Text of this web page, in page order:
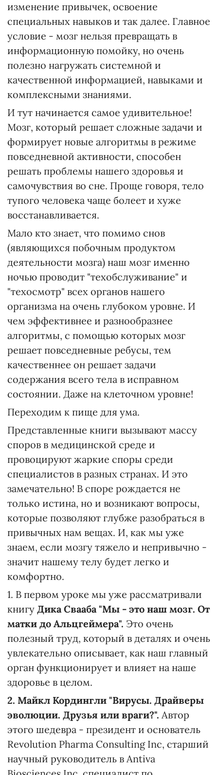
изменение привычек, освоение
специальных навыков и так далее. Главное
условие - мозг нельзя превращать в
информационную помойку, но очень
полезно нагружать системной и
качественной информацией, навыками и
комплексными знаниями.
И тут начинается самое удивительное!
Мозг, который решает сложные задачи и
формирует новые алгоритмы в режиме
повседневной активности, способен
решать проблемы нашего здоровья и
самочувствия во сне. Проще говоря, тело
тупого человека чаще болеет и хуже
восстанавливается.
Мало кто знает, что помимо снов
(являющихся побочным продуктом
деятельности мозга) наш мозг именно
ночью проводит "техобслуживание" и
"техосмотр" всех органов нашего
организма на очень глубоком уровне. И
чем эффективнее и разнообразнее
алгоритмы, с помощью которых мозг
решает повседневные ребусы, тем
качественнее он решает задачи
содержания всего тела в исправном
состоянии. Даже на клеточном уровне!
Переходим к пище для ума.
Представленные книги вызывают массу
споров в медицинской среде и
провоцируют жаркие споры среди
специалистов в разных странах. И это
замечательно! В споре рождается не
только истина, но и возникают вопросы,
которые позволяют глубже разобраться в
привычных нам вещах. И, как мы уже
знаем, если мозгу тяжело и непривычно -
значит нашему телу будет легко и
комфортно.
1. В первом уроке мы уже рассматривали
книгу Дика Свааба "Мы - это наш мозг. От
матки до Альцгеймера". Это очень
полезный труд, который в деталях и очень
увлекательно описывает, как наш главный
орган функционирует и влияет на наше
здоровье в целом.
2. Майкл Кордингли "Вирусы. Драйверы
эволюции. Друзья или враги?". Автор
этого шедевра - президент и основатель
Revolution Pharma Consulting Inc, старший
научный руководитель в Antiva